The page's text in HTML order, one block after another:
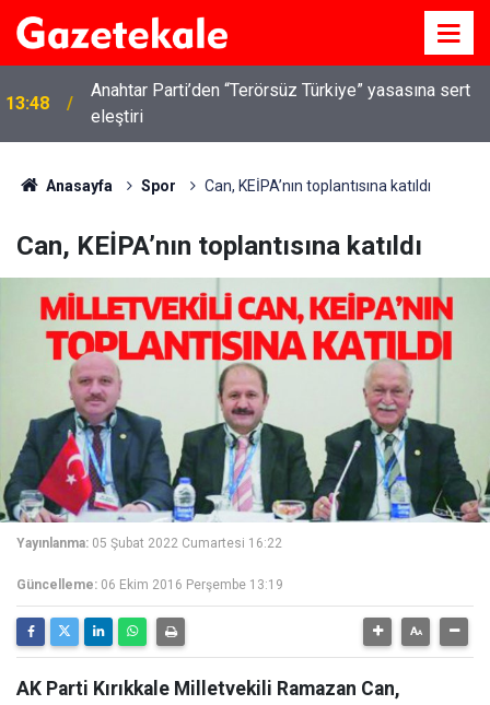
13:48
Anahtar Parti’den “Terörsüz Türkiye” yasasına sert
eleştiri
Kırıkkale’de hayvan hastalıklarına karşı denetimler
artırıldı
Anasayfa Spor Can, KEİPA’nın toplantısına katıldı
Can, KEİPA’nın toplantısına katıldı
Yayınlanma: 05 Şubat 2022 Cumartesi 16:22
Güncelleme: 06 Ekim 2016 Perşembe 13:19
AK Parti Kırıkkale Milletvekili Ramazan Can,